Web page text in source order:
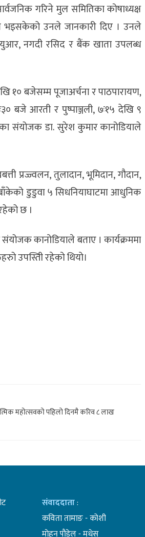
गरिने मुल समितिका कोषाध्यक्ष
भइसकेको उनले जानकारी दिए । उनले
नगदी रसिद र बैंक खाता उपलब्ध
१० बजेसम्म पूजाअर्चना र पाठपारायण,
बजे आरती र पुष्पाञ्जली, ७ः१५ देखि ९
संयोजक डा. सुरेश कुमार कानोडियाले
प्रज्ज्वलन, तुलादान, भूमिदान, गौदान,
डुडुवा ५ सिधनियाघाटमा आधुनिक
छ ।
संयोजक कानोडियाले बताए । कार्यक्रममा
उपस्तिी रहेको थियो।
महोत्सवको पहिलो दिनमै करिव ८ लाख
संवाददाता:
कविता तामाङ - कोशी
माेहन पाैडेल - मधेस